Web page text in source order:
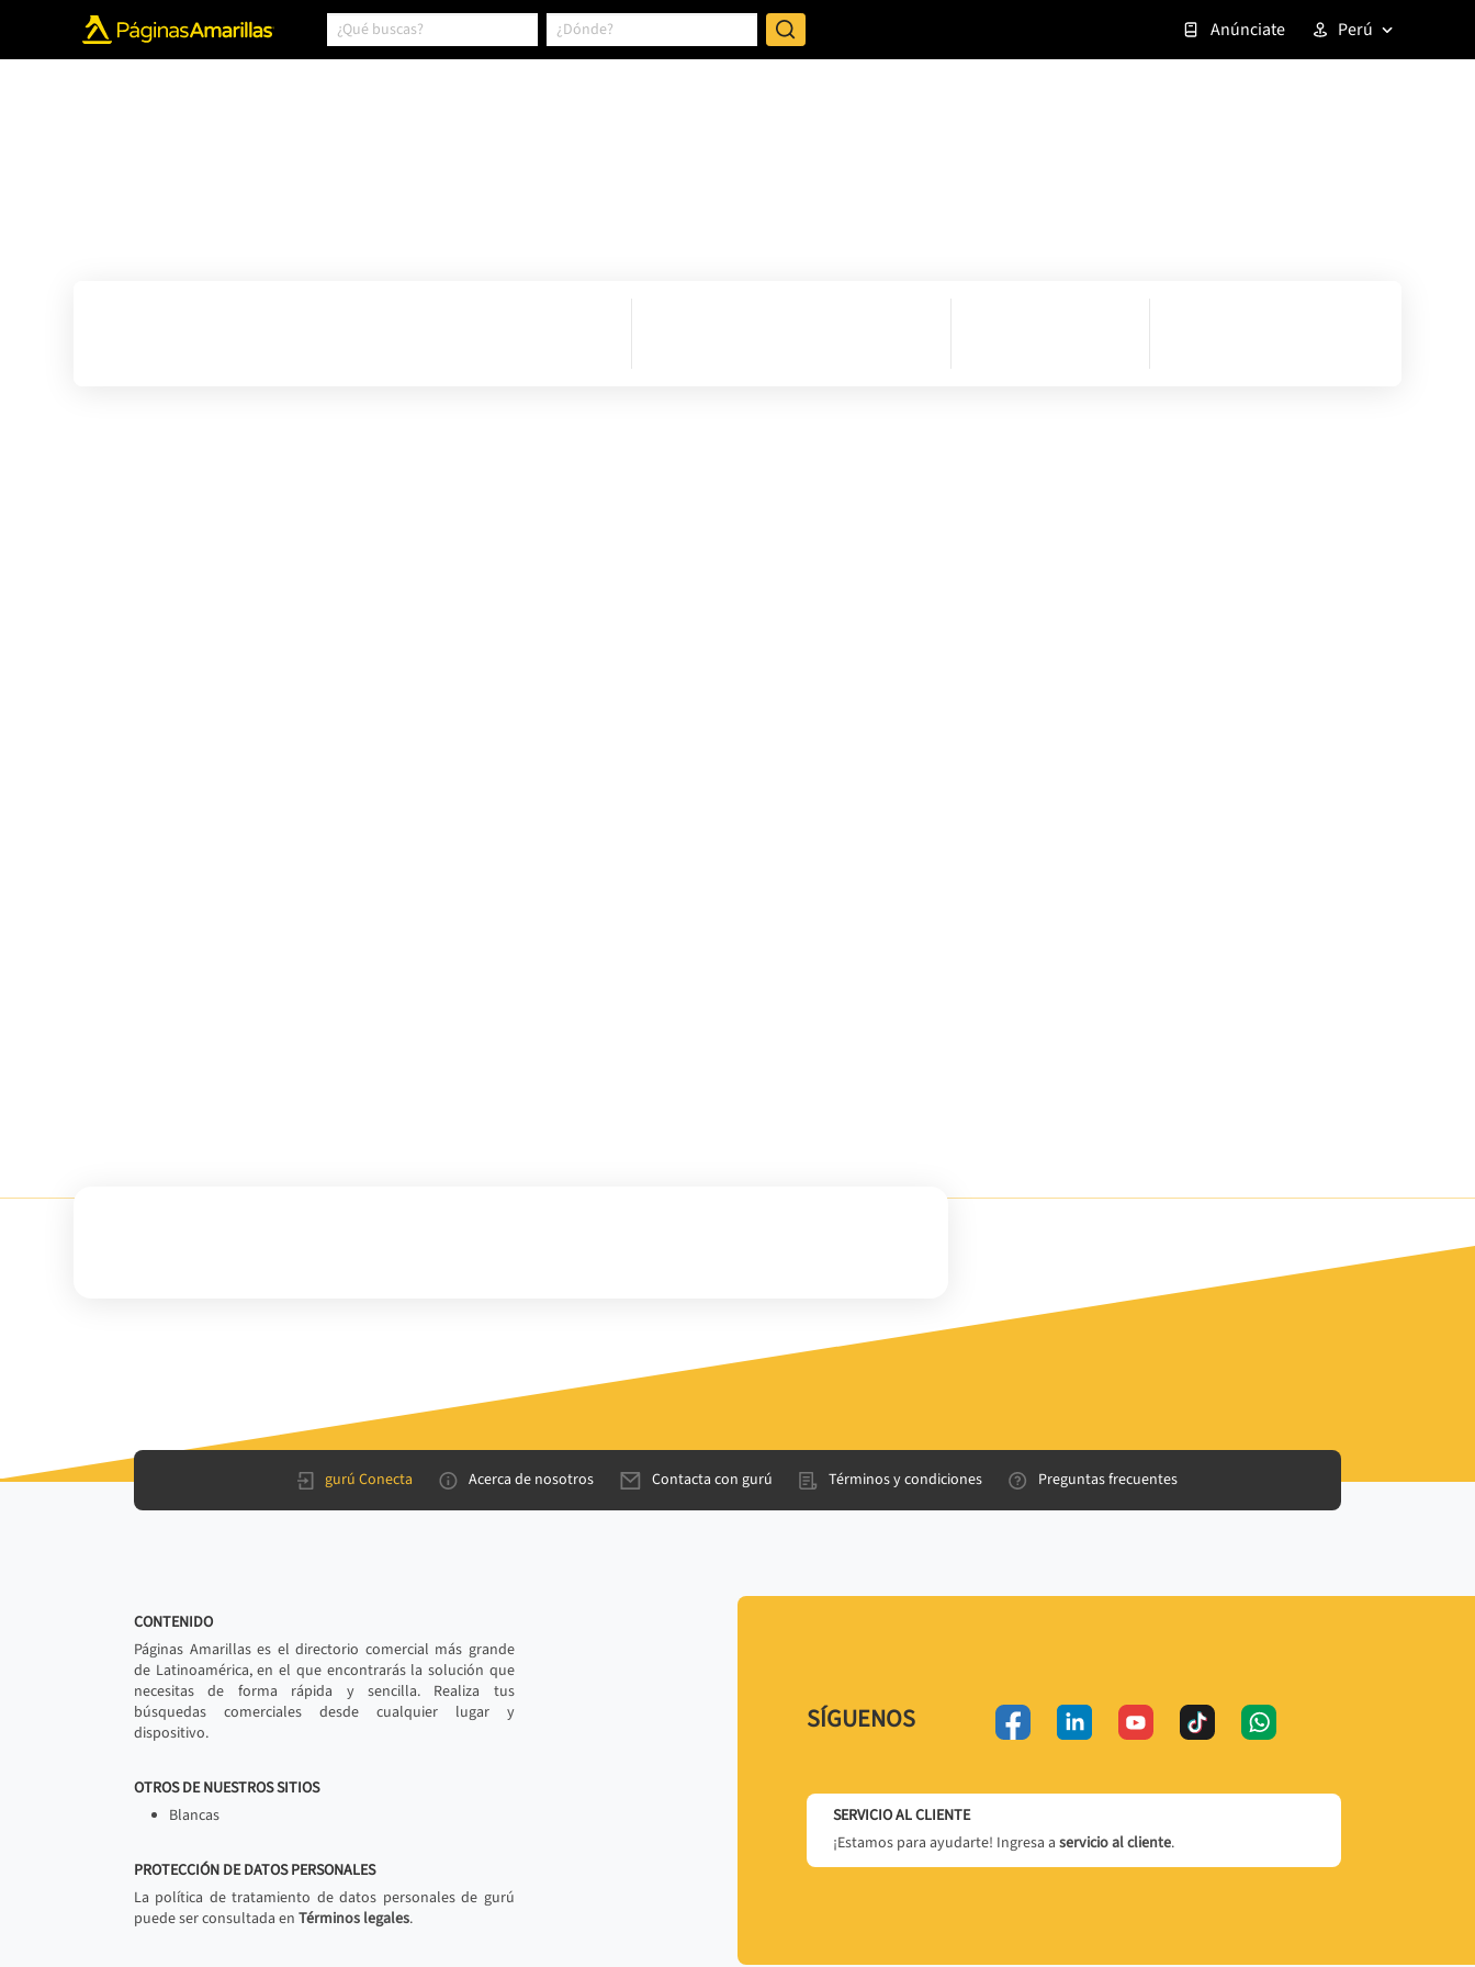
Anúnciate Perú
gurú Conecta Acerca de nosotros Contacta con gurú Términos y condiciones Preguntas frecuentes
CONTENIDO
Páginas Amarillas es el directorio comercial más grande
de Latinoamérica, en el que encontrarás la solución que
necesitas de forma rápida y sencilla. Realiza tus
búsquedas comerciales desde cualquier lugar y
dispositivo.
OTROS DE NUESTROS SITIOS
Blancas
PROTECCIÓN DE DATOS PERSONALES
La política de tratamiento de datos personales de gurú
puede ser consultada en Términos legales.
SÍGUENOS
SERVICIO AL CLIENTE
¡Estamos para ayudarte! Ingresa a servicio al cliente.